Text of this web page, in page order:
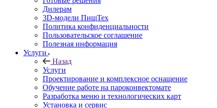
Дилерам
3D-модели ПищТех
Политика конфиденциальности
Пользовательское соглашение
Полезная информация
Услуги
Назад
Услуги
Проектирование и комплексное оснащение
Обучение работе на пароконвектомате
Разработка меню и технологических карт
Установка и сервис